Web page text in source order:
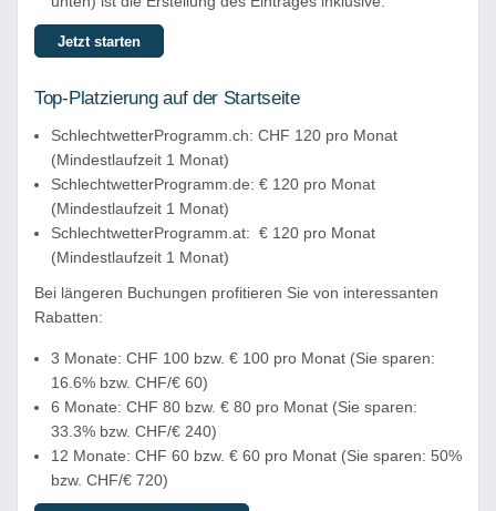
Jetzt starten
Top-Platzierung auf der Startseite
SchlechtwetterProgramm.ch: CHF 120 pro Monat
(Mindestlaufzeit 1 Monat)
SchlechtwetterProgramm.de: € 120 pro Monat
(Mindestlaufzeit 1 Monat)
SchlechtwetterProgramm.at: € 120 pro Monat
(Mindestlaufzeit 1 Monat)
Bei längeren Buchungen profitieren Sie von interessanten
Rabatten:
3 Monate: CHF 100 bzw. € 100 pro Monat (Sie sparen:
16.6% bzw. CHF/€ 60)
6 Monate: CHF 80 bzw. € 80 pro Monat (Sie sparen:
33.3% bzw. CHF/€ 240)
12 Monate: CHF 60 bzw. € 60 pro Monat (Sie sparen: 50%
bzw. CHF/€ 720)